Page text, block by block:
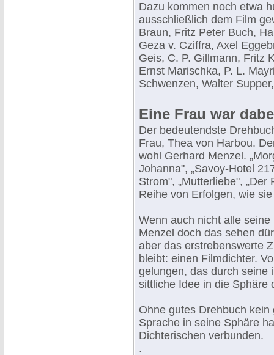
Dazu kommen noch etwa
ausschließlich dem Film
Braun, Fritz Peter Buch,
Geza v. Cziffra, Axel
Geis, C. P. Gillmann, Fritz
Ernst Marischka, P. L.
Schwenzen, Walter
Eine Frau war
Der bedeutendste
Frau, Thea von Harbou.
wohl Gerhard Menzel.
Johanna", „Savoy-Hotel
Strom", „Mutterliebe",
Reihe von Erfolgen, wie
Wenn auch nicht alle
Menzel doch das sehen
aber das erstrebenswerte
bleibt: einen Filmdichter.
gelungen, das durch seine
sittliche Idee in die Sphäre
Ohne gutes Drehbuch
Sprache in seine Sphäre
Dichterischen verbunden.
.